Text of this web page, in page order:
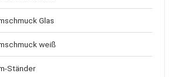
Glas
weiß
Ständer